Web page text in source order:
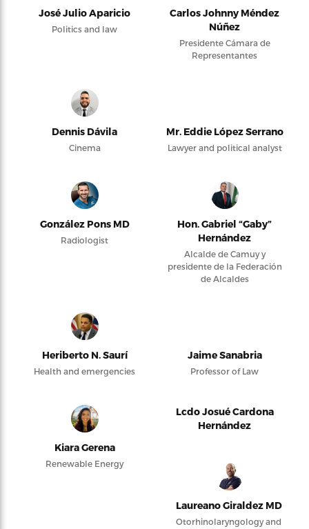
José Julio Aparicio
Politics and law
Carlos Johnny Méndez
Núñez
Presidente Cámara de
Representantes
Dennis Dávila
Cinema
Mr. Eddie López Serrano
Lawyer and political analyst
González Pons MD
Radiologist
Hon. Gabriel “Gaby”
Hernández
Alcalde de Camuy y
presidente de la Federación
de Alcaldes
Heriberto N. Saurí
Health and emergencies
Jaime Sanabria
Professor of Law
Kiara Gerena
Renewable Energy
Lcdo Josué Cardona
Hernández
Laureano Giraldez MD
Otorhinolaryngology and